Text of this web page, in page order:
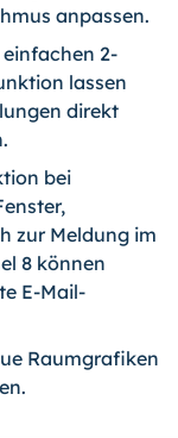
anpassen.
2-
lassen
direkt
bei
zur Meldung im
8 können
E-Mail-
Raumgrafiken